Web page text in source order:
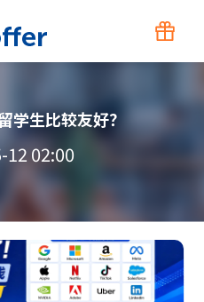
学生比较友好？
12 02:00